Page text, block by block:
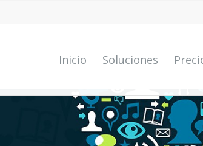
Inicio Soluciones